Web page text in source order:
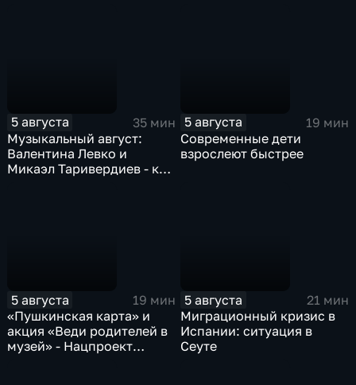
5 августа
35 мин
Музыкальный август:
Валентина Левко и
Микаэл Таривердиев - как
5 августа
19 мин
Современные дети
взрослеют быстрее
5 августа
19 мин
«Пушкинская карта» и
акция «Веди родителей в
музей» - Нацпроект
5 августа
21 мин
Миграционный кризис в
Испании: ситуация в
Сеуте